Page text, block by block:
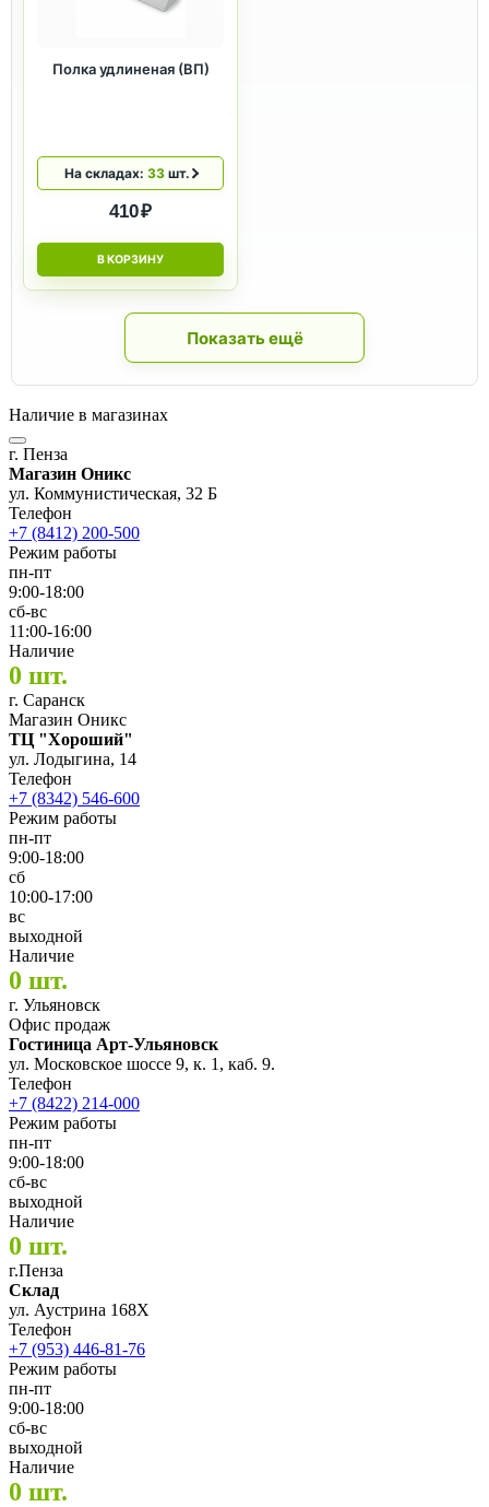
Полка удлиненая (ВП)
На складах: 33шт.
410 ₽
В КОРЗИНУ
Показать ещё
Наличие в магазинах
г. Пенза
Магазин Оникс
ул. Коммунистическая, 32 Б
Телефон
+7 (8412) 200-500
Режим работы
пн-пт
9:00-18:00
сб-вс
11:00-16:00
Наличие
0 шт.
г. Саранск
Магазин Оникс
ТЦ "Хороший"
ул. Лодыгина, 14
Телефон
+7 (8342) 546-600
Режим работы
пн-пт
9:00-18:00
сб
10:00-17:00
вс
выходной
Наличие
0 шт.
г. Ульяновск
Офис продаж
Гостиница Арт-Ульяновск
ул. Московское шоссе 9, к. 1, каб. 9.
Телефон
+7 (8422) 214-000
Режим работы
пн-пт
9:00-18:00
сб-вс
выходной
Наличие
0 шт.
г.Пенза
Склад
ул. Аустрина 168Х
Телефон
+7 (953) 446-81-76
Режим работы
пн-пт
9:00-18:00
сб-вс
выходной
Наличие
0 шт.